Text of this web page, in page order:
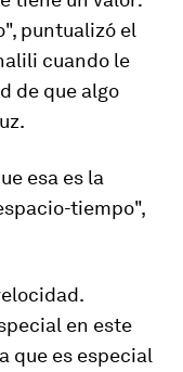
puntualizó el
cuando le
de que algo
esa es la
tiempo",
en este
que es especial